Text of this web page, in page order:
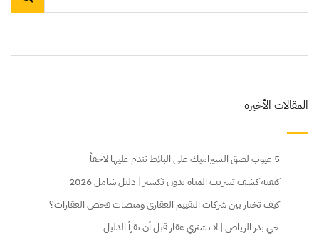
المقالات الأخيرة
5 عيوب لصق السيراميك على البلاط تندم عليها لاحقاً
كيفية كشف تسريب المياه بدون تكسير | دليل شامل 2026
كيف تختار بين شركات التقييم العقاري ومنصات فحص العقارات؟
حي بدر الرياض | لا تشتري عقار قبل أن تقرأ الدليل